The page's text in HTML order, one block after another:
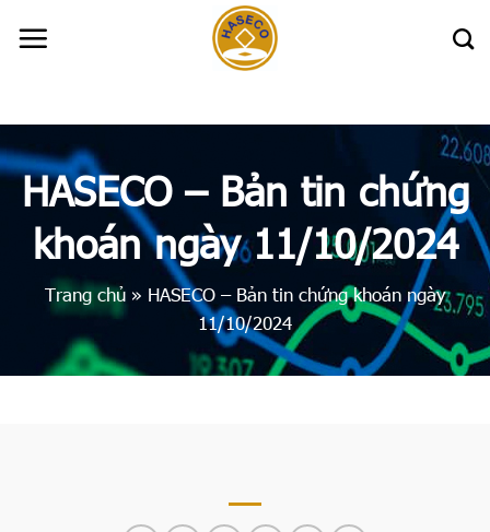
HASECO – Bản tin chứng
khoán ngày 11/10/2024
Trang chủ » HASECO – Bản tin chứng khoán ngày
11/10/2024